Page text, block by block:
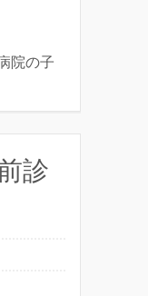
院の子
診